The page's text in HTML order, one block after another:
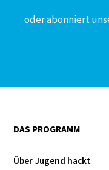
oder abonniert
DAS PROGRAMM
Über Jugend hackt